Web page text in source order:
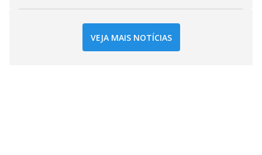
VEJA MAIS NOTÍCIAS